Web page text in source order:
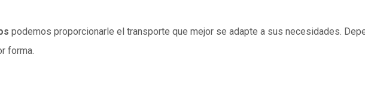
podemos proporcionarle el transporte que mejor se adapte a sus necesidades.
forma.